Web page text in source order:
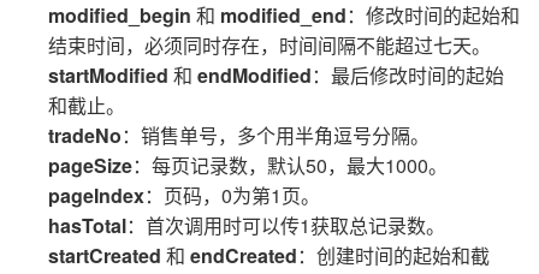
modified_begin 和 modified_end：修改时间的起始和
结束时间，必须同时存在，时间间隔不能超过七天。
startModified 和 endModified：最后修改时间的起始
和截止。
tradeNo：销售单号，多个用半角逗号分隔。
pageSize：每页记录数，默认50，最大1000。
pageIndex：页码，0为第1页。
hasTotal：首次调用时可以传1获取总记录数。
startCreated 和 endCreated：创建时间的起始和截